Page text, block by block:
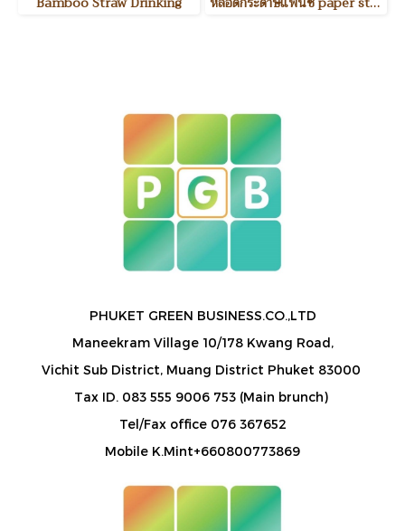
PHUKET GREEN BUSINESS.CO.,LTD
Maneekram Village 10/178 Kwang Road,
Vichit Sub District, Muang District Phuket 83000
Tax ID. 083 555 9006 753 (Main brunch)
Tel/Fax office 076 367652
Mobile K.Mint+660800773869